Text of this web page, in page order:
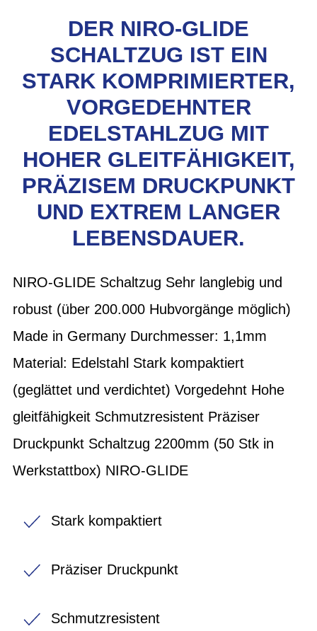
DER NIRO-GLIDE
SCHALTZUG IST EIN
STARK KOMPRIMIERTER,
VORGEDEHNTER
EDELSTAHLZUG MIT
HOHER GLEITFÄHIGKEIT,
PRÄZISEM DRUCKPUNKT
UND EXTREM LANGER
LEBENSDAUER.
NIRO-GLIDE Schaltzug Sehr langlebig und
robust (über 200.000 Hubvorgänge möglich)
Made in Germany Durchmesser: 1,1mm
Material: Edelstahl Stark kompaktiert
(geglättet und verdichtet) Vorgedehnt Hohe
gleitfähigkeit Schmutzresistent Präziser
Druckpunkt Schaltzug 2200mm (50 Stk in
Werkstattbox) NIRO-GLIDE
Stark kompaktiert
Präziser Druckpunkt
Schmutzresistent